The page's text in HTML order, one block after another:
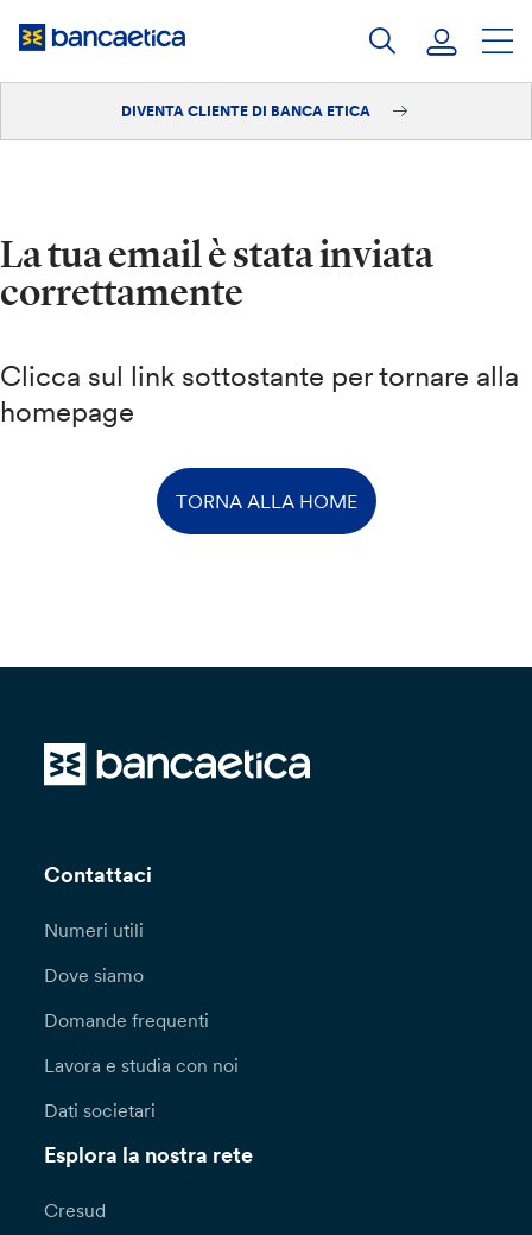
DIVENTA CLIENTE DI BANCA ETICA
La tua email è stata inviata
correttamente
Clicca sul link sottostante per tornare alla
homepage
TORNA ALLA HOME
Contattaci
Numeri utili
Dove siamo
Domande frequenti
Lavora e studia con noi
Dati societari
Esplora la nostra rete
Cresud